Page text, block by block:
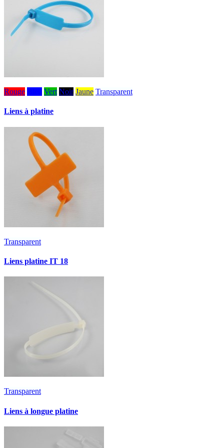
Rouge Vert Noir Jaune Transparent
Liens à platine
Transparent
Liens platine IT 18
Transparent
Liens à longue platine